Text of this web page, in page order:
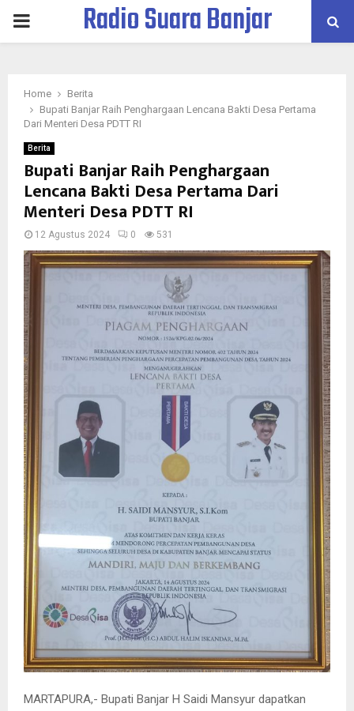
PRIMARYRadio Suara Banjar
Home
Berita
Bupati Banjar Raih Penghargaan Lencana Bakti Desa Pertama
Dari Menteri Desa PDTT RI
Berita
Bupati Banjar Raih Penghargaan
Lencana Bakti Desa Pertama Dari
Menteri Desa PDTT RI
12 Agustus 2024 0 531
MARTAPURA,- Bupati Banjar H Saidi Mansyur dapatkan